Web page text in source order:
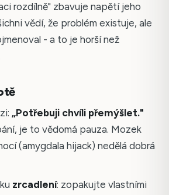
rozdílně" zbavuje napětí jeho
vědí, že problém existuje, ale
- a to je horší než
„Potřebuji chvíli přemýšlet."
je to vědomá pauza. Mozek
(amygdala hijack) nedělá dobrá
zrcadlení: zopakujte vlastními